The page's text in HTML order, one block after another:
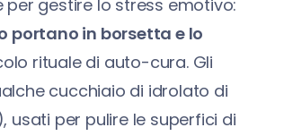
gestire lo stress emotivo:
portano in borsetta e lo
rituale di auto-cura. Gli
cucchiaio di idrolato di
per pulire le superfici di